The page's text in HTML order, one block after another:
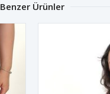
Benzer Ürünler